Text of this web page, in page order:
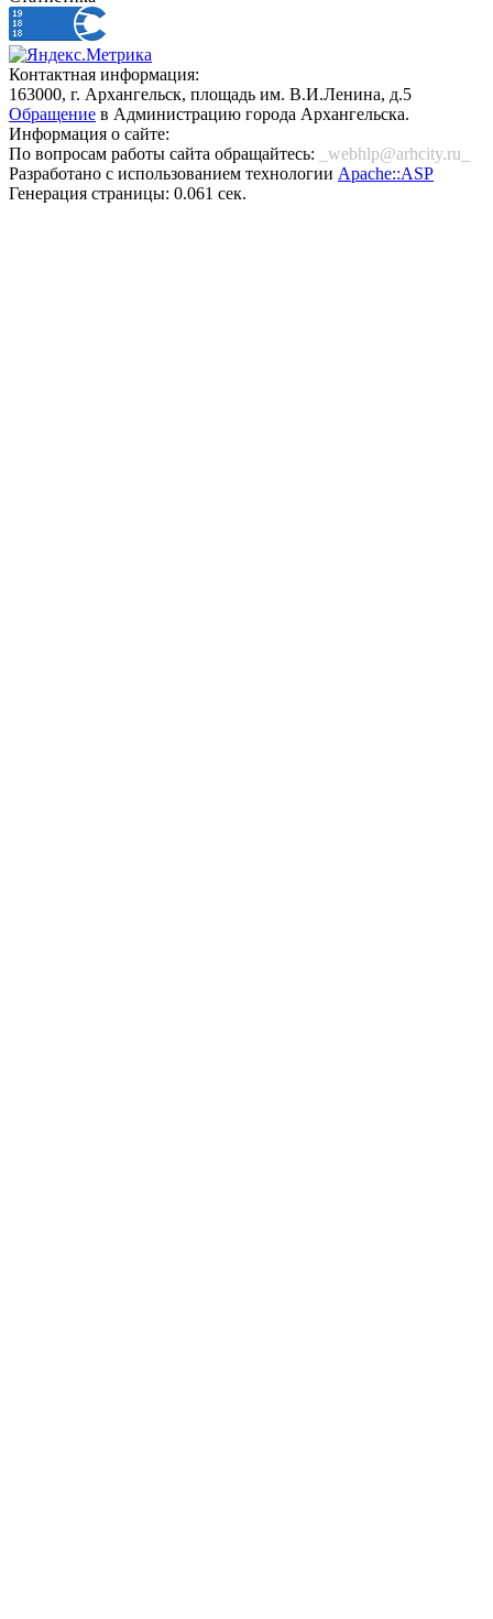
Контактная информация:
163000, г. Архангельск, площадь им. В.И.Ленина, д.5
Обращение в Администрацию города Архангельска.
Информация о сайте:
По вопросам работы сайта обращайтесь:
_webhlp@arhcity.ru_
Разработано с использованием технологии Apache::ASP
Генерация страницы: 0.061 сек.